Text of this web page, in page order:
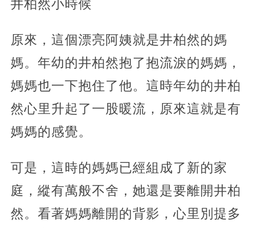
井柏然小時候
原來，這個漂亮阿姨就是井柏然的媽
媽。年幼的井柏然抱了抱流淚的媽媽，
媽媽也一下抱住了他。這時年幼的井柏
然心里升起了一股暖流，原來這就是有
媽媽的感覺。
可是，這時的媽媽已經組成了新的家
庭，縱有萬般不舍，她還是要離開井柏
然。看著媽媽離開的背影，心里別提多